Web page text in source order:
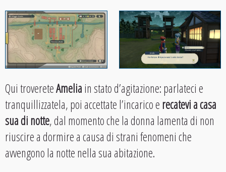
Qui trovereteAmeliain stato d’agitazione: parlateci e
tranquillizzatela, poi accettate l’incarico erecatevi a casa
sua di notte, dal momento che la donna lamenta di non
riuscire a dormire a causa di strani fenomeni che
avvengono la notte nella sua abitazione.